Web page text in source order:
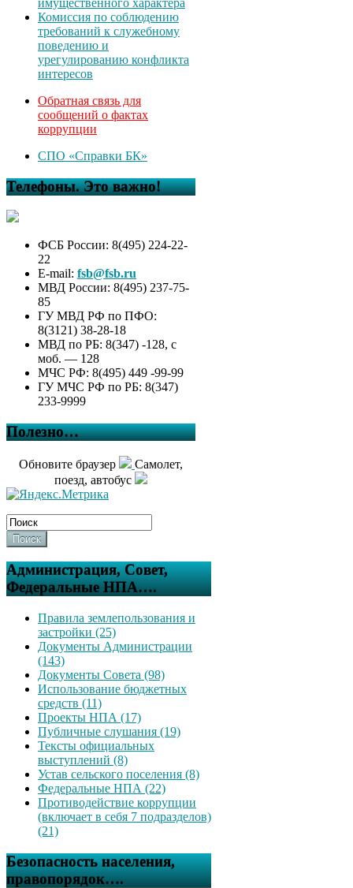
Комиссия по соблюдению
требований к служебному
поведению и
урегулированию конфликта
интересов
Обратная связь для
сообщений о фактах
коррупции
СПО «Справки БК»
Телефоны. Это важно!
ФСБ России: 8(495) 224-22-
22
E-mail: fsb@fsb.ru
МВД России: 8(495) 237-75-
85
ГУ МВД РФ по ПФО:
8(3121) 38-28-18
МВД по РБ: 8(347) -128, с
моб. — 128
МЧС РФ: 8(495) 449 -99-99
ГУ МЧС РФ по РБ: 8(347)
233-9999
Полезно…
Обновите браузер
Самолет,
поезд, автобус
Поиск
Администрация, Совет,
Федеральные НПА….
Правила землепользования и
застройки (25)
Документы Администрации
(143)
Документы Совета (98)
Использование бюджетных
средств (11)
Проекты НПА (17)
Публичные слушания (19)
Тексты официальных
выступлений (8)
Устав сельского поселения (8)
Федеральные НПА (22)
Противодействие коррупции
(включает в себя 7 подразделов)
(21)
Безопасность населения,
правопорядок….